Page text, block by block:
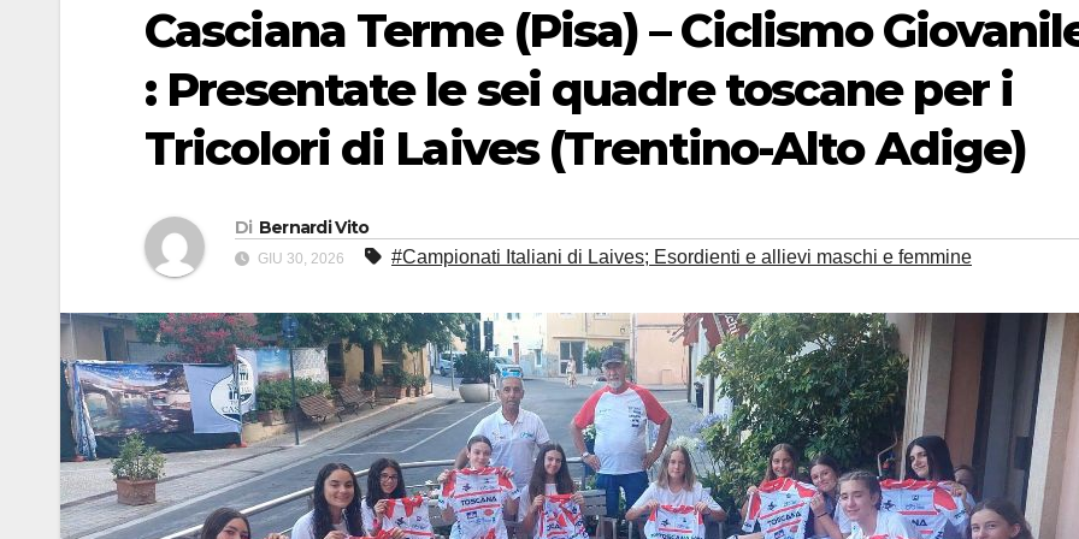
Casciana Terme (Pisa) – Ciclismo
: Presentate le sei quadre toscane per i
Tricolori di Laives (Trentino-Alto Adige)
Di Bernardi Vito
GIU 30, 2026 #Campionati Italiani di Laives; Esordienti e allievi maschi e femmine